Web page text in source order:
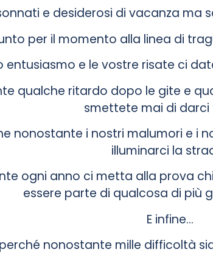
e desiderosi di vacanza ma
per il momento alla linea di
entusiasmo e le vostre risate ci
qualche ritardo dopo le gite e
smettete mai di darci
nonostante i nostri malumori e i
illuminarci la
ogni anno ci metta alla prova
essere parte di qualcosa di più
E infine…
nonostante mille difficoltà